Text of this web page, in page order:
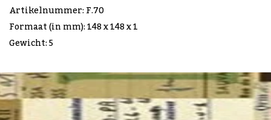
Artikelnummer: F.70
Formaat (in mm): 148 x 148 x 1
Gewicht: 5